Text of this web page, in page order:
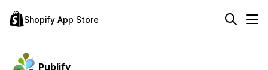
Shopify App Store
Publify